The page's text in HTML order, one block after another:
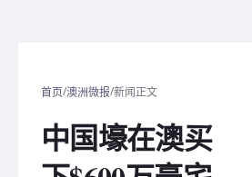
首页/澳洲微报/新闻正文
中国壕在澳买